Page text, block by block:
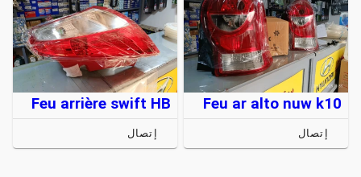
Feu ar alto nuw k10
إتصال
Feu arrière swift HB
إتصال